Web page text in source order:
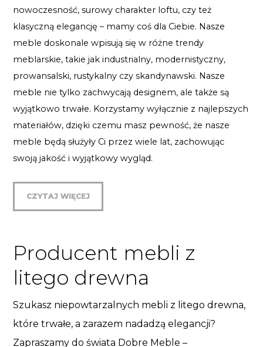
nowoczesność, surowy charakter loftu, czy też
klasyczną elegancję – mamy coś dla Ciebie. Nasze
meble doskonale wpisują się w różne trendy
meblarskie, takie jak industrialny, modernistyczny,
prowansalski, rustykalny czy skandynawski. Nasze
meble nie tylko zachwycają designem, ale także są
wyjątkowo trwałe. Korzystamy wyłącznie z najlepszych
materiałów, dzięki czemu masz pewność, że nasze
meble będą służyły Ci przez wiele lat, zachowując
swoją jakość i wyjątkowy wygląd.
CZYTAJ WIĘCEJ
Producent mebli z
litego drewna
Szukasz niepowtarzalnych mebli z litego drewna,
które trwałe, a zarazem nadadzą elegancji?
Zapraszamy do świata Dobre Meble –